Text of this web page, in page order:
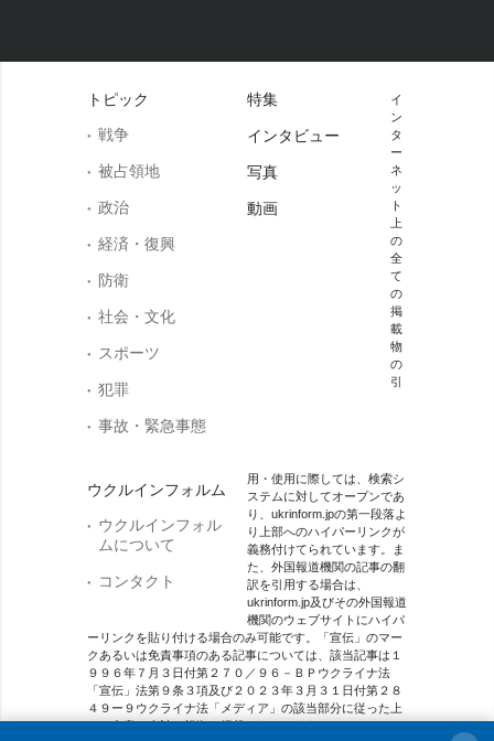
トピック
戦争
被占領地
政治
経済・復興
防衛
社会・文化
スポーツ
犯罪
事故・緊急事態
ウクルインフォルム
ウクルインフォル
ムについて
コンタクト
特集
インタビュー
写真
動画
イ
ン
タ
ー
ネ
ッ
ト
上
の
全
て
の
掲
載
物
の
引
用・使用に際しては、検索シ
ステムに対してオープンであ
り、ukrinform.jpの第一段落よ
り上部へのハイパーリンクが
義務付けてられています。ま
た、外国報道機関の記事の翻
訳を引用する場合は、
ukrinform.jp及びその外国報道
機関のウェブサイトにハイパ
ーリンクを貼り付ける場合のみ可能です。「宣伝」のマー
クあるいは免責事項のある記事については、該当記事は１
９９６年７月３日付第２７０／９６－ＢＰウクライナ法
「宣伝」法第９条３項及び２０２３年３月３１日付第２８
４９ー９ウクライナ法「メディア」の該当部分に従った上
で、合意／会計を根拠に掲載されています。